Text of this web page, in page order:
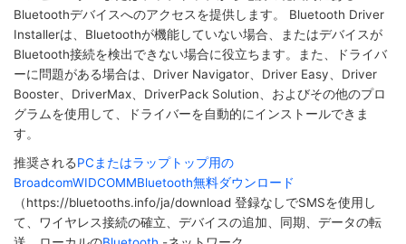
Bluetoothデバイスへのアクセスを提供します。 Bluetooth Driver
Installerは、Bluetoothが機能していない場合、またはデバイスが
Bluetooth接続を検出できない場合に役立ちます。また、ドライバ
ーに問題がある場合は、Driver Navigator、Driver Easy、Driver
Booster、DriverMax、DriverPack Solution、およびその他のプロ
グラムを使用して、ドライバーを自動的にインストールできま
す。
推奨されるPCまたはラップトップ用の
BroadcomWIDCOMMBluetooth無料ダウンロード
（https://bluetooths.info/ja/download 登録なしでSMSを使用し
て、ワイヤレス接続の確立、デバイスの追加、同期、データの転